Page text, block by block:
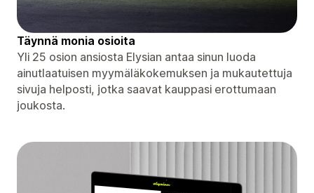
Täynnä monia osioita
Yli 25 osion ansiosta Elysian antaa sinun luoda
ainutlaatuisen myymäläkokemuksen ja mukautettuja
sivuja helposti, jotka saavat kauppasi erottumaan
joukosta.